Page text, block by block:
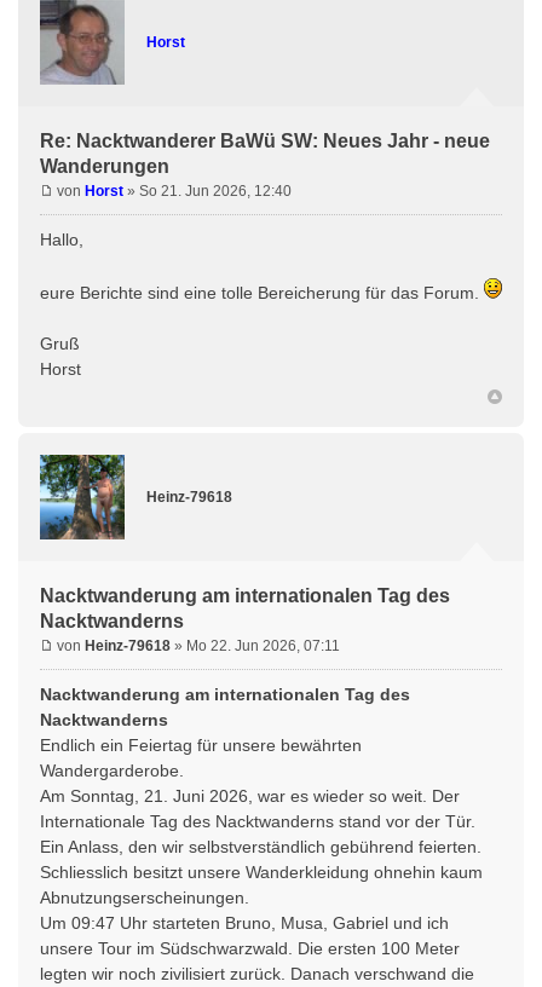
Horst
Re: Nacktwanderer BaWü SW: Neues Jahr - neue
Wanderungen
von Horst » So 21. Jun 2026, 12:40
Hallo,
eure Berichte sind eine tolle Bereicherung für das Forum.
Gruß
Horst
Heinz-79618
Nacktwanderung am internationalen Tag des
Nacktwanderns
von Heinz-79618 » Mo 22. Jun 2026, 07:11
Nacktwanderung am internationalen Tag des
Nacktwanderns
Endlich ein Feiertag für unsere bewährten
Wandergarderobe.
Am Sonntag, 21. Juni 2026, war es wieder so weit. Der
Internationale Tag des Nacktwanderns stand vor der Tür.
Ein Anlass, den wir selbstverständlich gebührend feierten.
Schliesslich besitzt unsere Wanderkleidung ohnehin kaum
Abnutzungserscheinungen.
Um 09:47 Uhr starteten Bruno, Musa, Gabriel und ich
unsere Tour im Südschwarzwald. Die ersten 100 Meter
legten wir noch zivilisiert zurück. Danach verschwand die